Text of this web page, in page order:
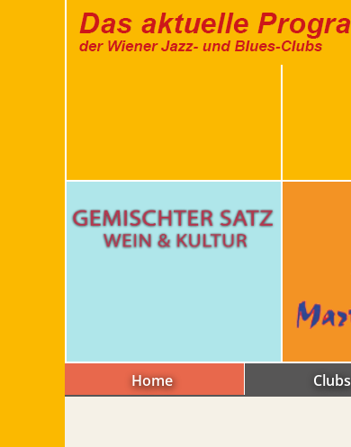
Home Clubs